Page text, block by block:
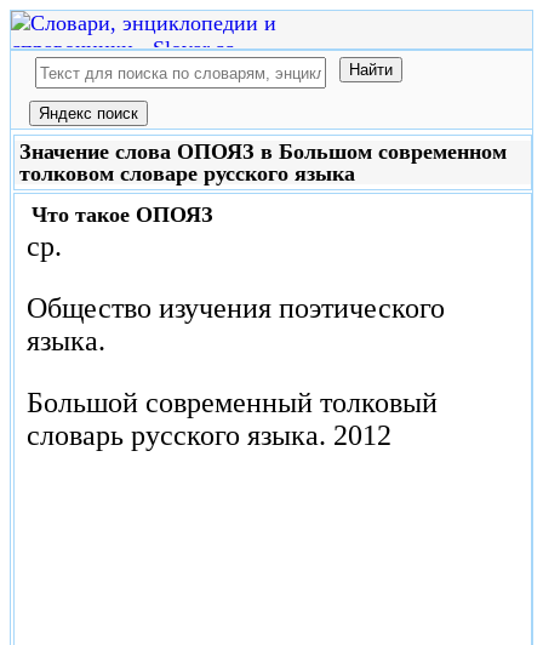
Значение слова ОПОЯЗ в Большом современном
толковом словаре русского языка
Что такое ОПОЯЗ
ср.
Общество изучения поэтического
языка.
Большой современный толковый
словарь русского языка. 2012